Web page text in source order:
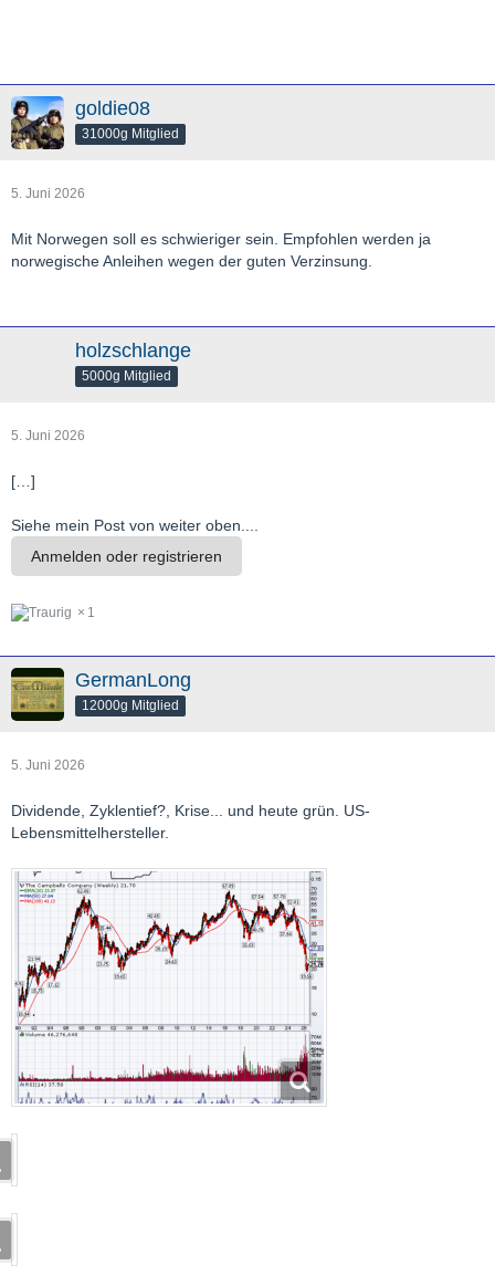
goldie08
31000g Mitglied
5. Juni 2026
Mit Norwegen soll es schwieriger sein. Empfohlen werden ja
norwegische Anleihen wegen der guten Verzinsung.
holzschlange
5000g Mitglied
5. Juni 2026
[…]
Siehe mein Post von weiter oben....
Anmelden oder registrieren
1
GermanLong
12000g Mitglied
5. Juni 2026
Dividende, Zyklentief?, Krise... und heute grün. US-
Lebensmittelhersteller.